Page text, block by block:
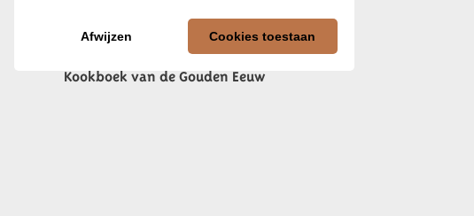
Afwijzen Cookies toestaan
Kookboek van de Gouden Eeuw